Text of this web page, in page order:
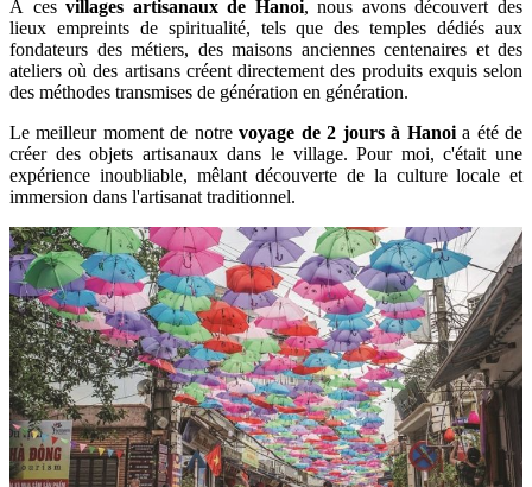
À cesvillages artisanaux de Hanoi, nous avons découvert des
lieux empreints de spiritualité, tels que des temples dédiés aux
fondateurs des métiers, des maisons anciennes centenaires et des
ateliers où des artisans créent directement des produits exquis selon
des méthodes transmises de génération en génération.
Le meilleur moment de notrevoyage de 2 jours à Hanoia été de
créer des objets artisanaux dans le village. Pour moi, c'était une
expérience inoubliable, mêlant découverte de la culture locale et
immersion dans l'artisanat traditionnel.